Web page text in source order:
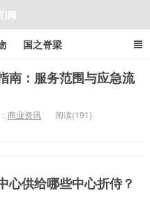
网
国之脊梁
在线工具箱
南：服务范围与应急流
商业资讯
阅读(191)
心供给哪些中心折侍？